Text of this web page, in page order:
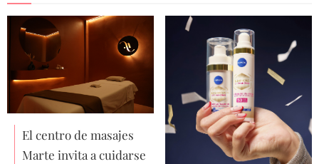
El centro de masajes
Marte invita a cuidarse